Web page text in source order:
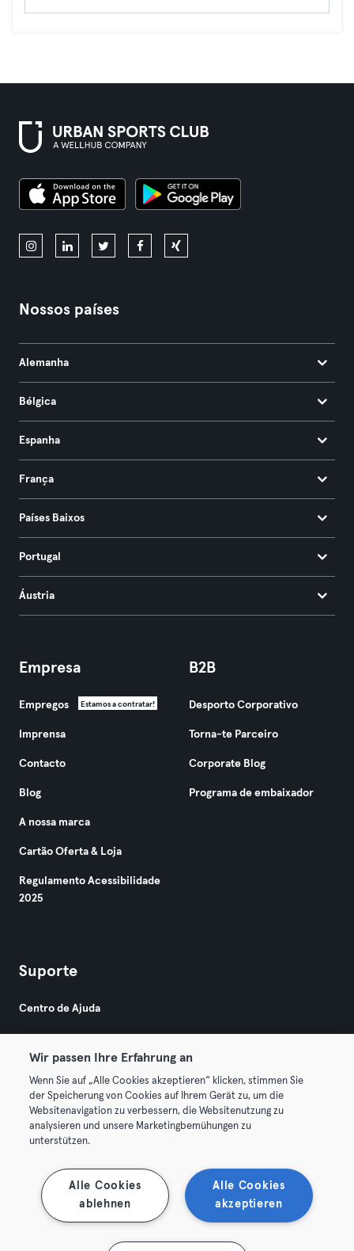
Nossos países
Alemanha
Bélgica
Espanha
França
Países Baixos
Portugal
Áustria
Empresa
Empregos Estamos a contratar!
Imprensa
Contacto
Blog
A nossa marca
Cartão Oferta & Loja
Regulamento Acessibilidade
2025
B2B
Desporto Corporativo
Torna-te Parceiro
Corporate Blog
Programa de embaixador
Suporte
Centro de Ajuda
© 2026 Urban Sports Group GmbH. All rights reserved.
Termos & Condições
Rescindir contratos aqui Cancelar contratos aqui
Wir passen Ihre Erfahrung an
Wenn Sie auf „Alle Cookies akzeptieren“ klicken, stimmen Sie
der Speicherung von Cookies auf Ihrem Gerät zu, um die
Websitenavigation zu verbessern, die Websitenutzung zu
analysieren und unsere Marketingbemühungen zu
unterstützen.
Alle Cookies
akzeptieren
Alle Cookies
ablehnen